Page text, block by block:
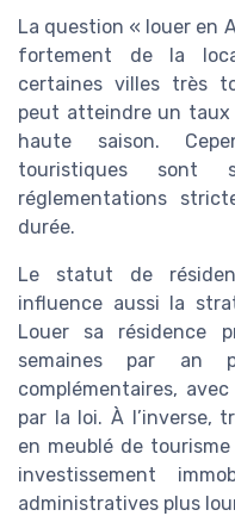
La question « louer en
fortement de la
certaines villes très
peut atteindre un taux
haute saison.
touristiques sont
réglementations
durée.
Le statut de
influence aussi la
Louer sa résidence
semaines par an
complémentaires,
par la loi. À l’inverse,
en meublé de tourisme
investissement
administratives plus